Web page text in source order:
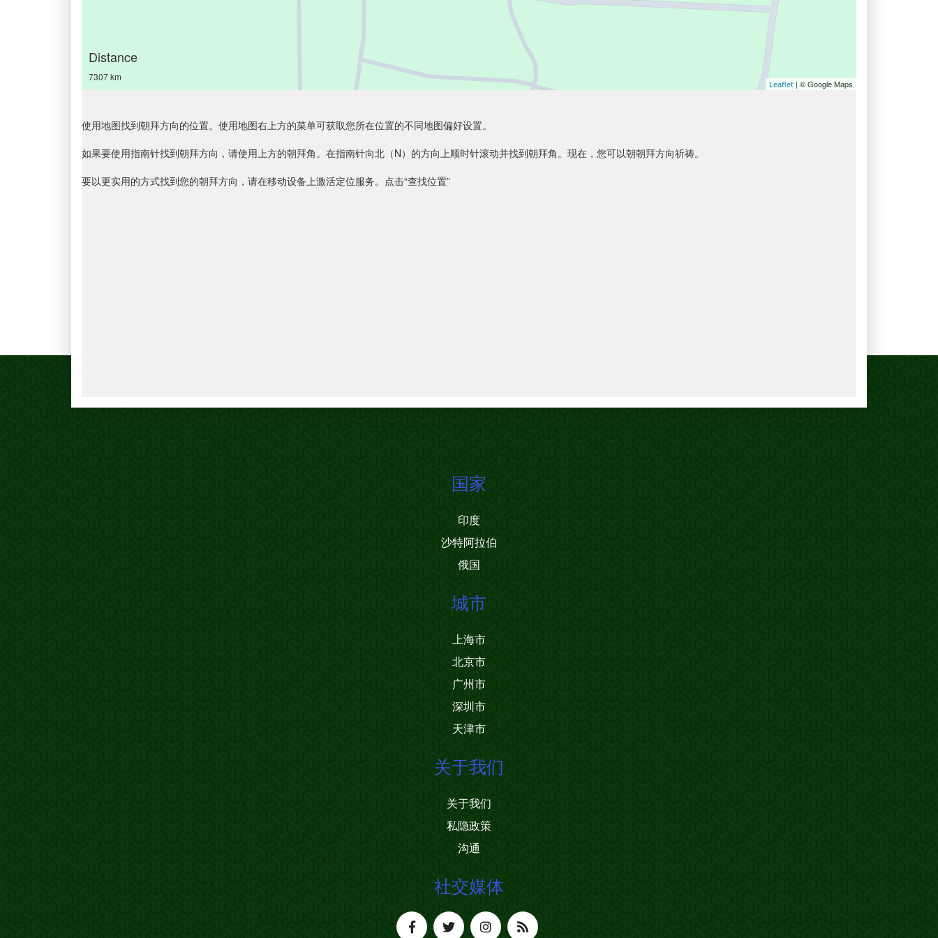
Distance
7307 km
Leaflet | © Google Maps
使用地图找到朝拜方向的位置。使用地图右上方的菜单可获取您所在位置的不同地图偏好设置。
如果要使用指南针找到朝拜方向，请使用上方的朝拜角。在指南针向北（N）的方向上顺时针滚动并找到朝拜角。现在，您可以朝朝拜方向祈祷。
要以更实用的方式找到您的朝拜方向，请在移动设备上激活定位服务。点击“查找位置”
国家
印度
沙特阿拉伯
俄国
城市
上海市
北京市
广州市
深圳市
天津市
关于我们
关于我们
私隐政策
沟通
社交媒体